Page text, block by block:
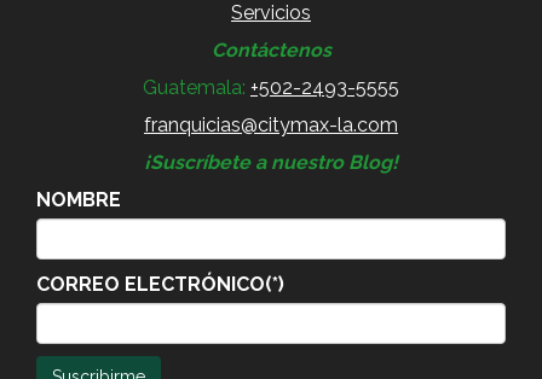
Servicios
Contáctenos
Guatemala: +502-2493-5555
franquicias@citymax-la.com
¡Suscríbete a nuestro Blog!
NOMBRE
CORREO ELECTRÓNICO(*)